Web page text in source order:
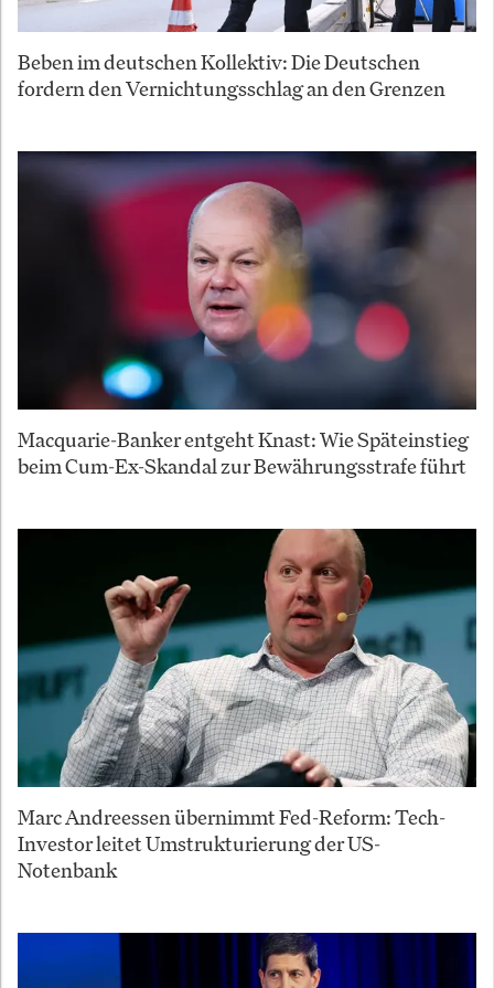
Beben im deutschen Kollektiv: Die Deutschen
fordern den Vernichtungsschlag an den Grenzen
Macquarie-Banker entgeht Knast: Wie Späteinstieg
beim Cum-Ex-Skandal zur Bewährungsstrafe führt
Marc Andreessen übernimmt Fed-Reform: Tech-
Investor leitet Umstrukturierung der US-
Notenbank